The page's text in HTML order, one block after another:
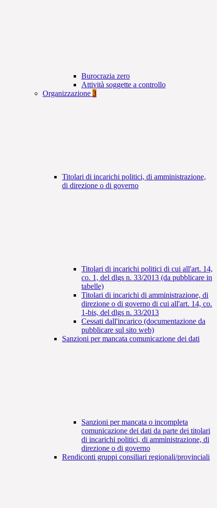
Burocrazia zero
Attività soggette a controllo
Organizzazione 3
Titolari di incarichi politici, di amministrazione,
di direzione o di governo
Titolari di incarichi politici di cui all'art. 14,
co. 1, del dlgs n. 33/2013 (da pubblicare in
tabelle)
Titolari di incarichi di amministrazione, di
direzione o di governo di cui all'art. 14, co.
1-bis, del dlgs n. 33/2013
Cessati dall'incarico (documentazione da
pubblicare sul sito web)
Sanzioni per mancata comunicazione dei dati
Sanzioni per mancata o incompleta
comunicazione dei dati da parte dei titolari
di incarichi politici, di amministrazione, di
direzione o di governo
Rendiconti gruppi consiliari regionali/provinciali